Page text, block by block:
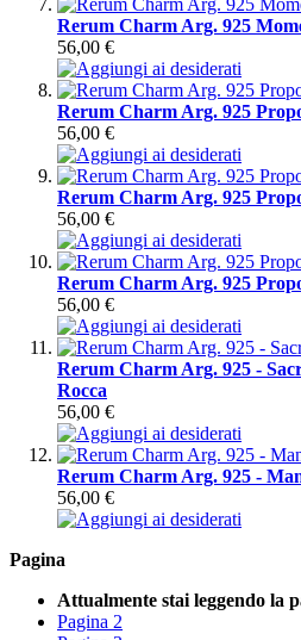
Rerum Charm Arg. 925
56,00 €
Rerum Charm Arg. 925
56,00 €
Rerum Charm Arg. 925
56,00 €
Rerum Charm Arg. 925
56,00 €
Rerum Charm Arg. 925 -
Rocca
56,00 €
Rerum Charm Arg. 925 -
56,00 €
Pagina
Attualmente stai leggendo la
Pagina 2